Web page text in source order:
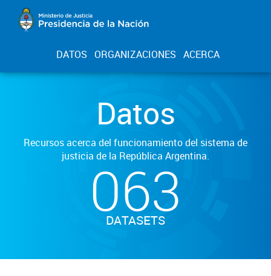
DATOS ORGANIZACIONES ACERCA
Datos
Recursos acerca del funcionamiento del sistema de
justicia de la República Argentina.
063
DATASETS